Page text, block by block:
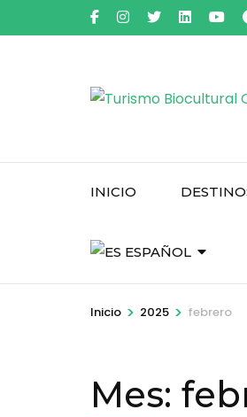
al
Intro)
INICIO
ESPAÑOL
Inicio > 2025 > febrero
Mes: